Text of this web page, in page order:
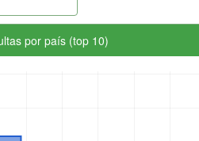
por país (top 10)